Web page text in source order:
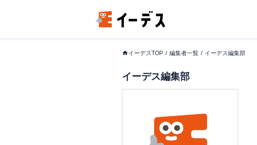
イーデスTOP 編集者一覧 イーデス編集部
イーデス編集部